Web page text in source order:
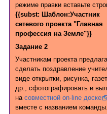
режиме правки вставьте
{{subst: Шаблон:Участник
сетевого проекта "Главная
профессия на Земле"}}
Задание 2
Участникам проекта
сделать поздравление
виде открытки, рисунка,
др., сфотографировать и
на совместной on-line доске
вместе с названием команды.